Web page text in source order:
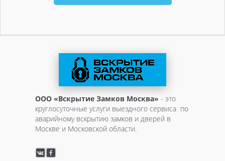
ООО «Вскрытие Замков Москва» - это
круглосуточные услуги выездного сервиса по
аварийному вскрытию замков и дверей в
Москве и Московской области.